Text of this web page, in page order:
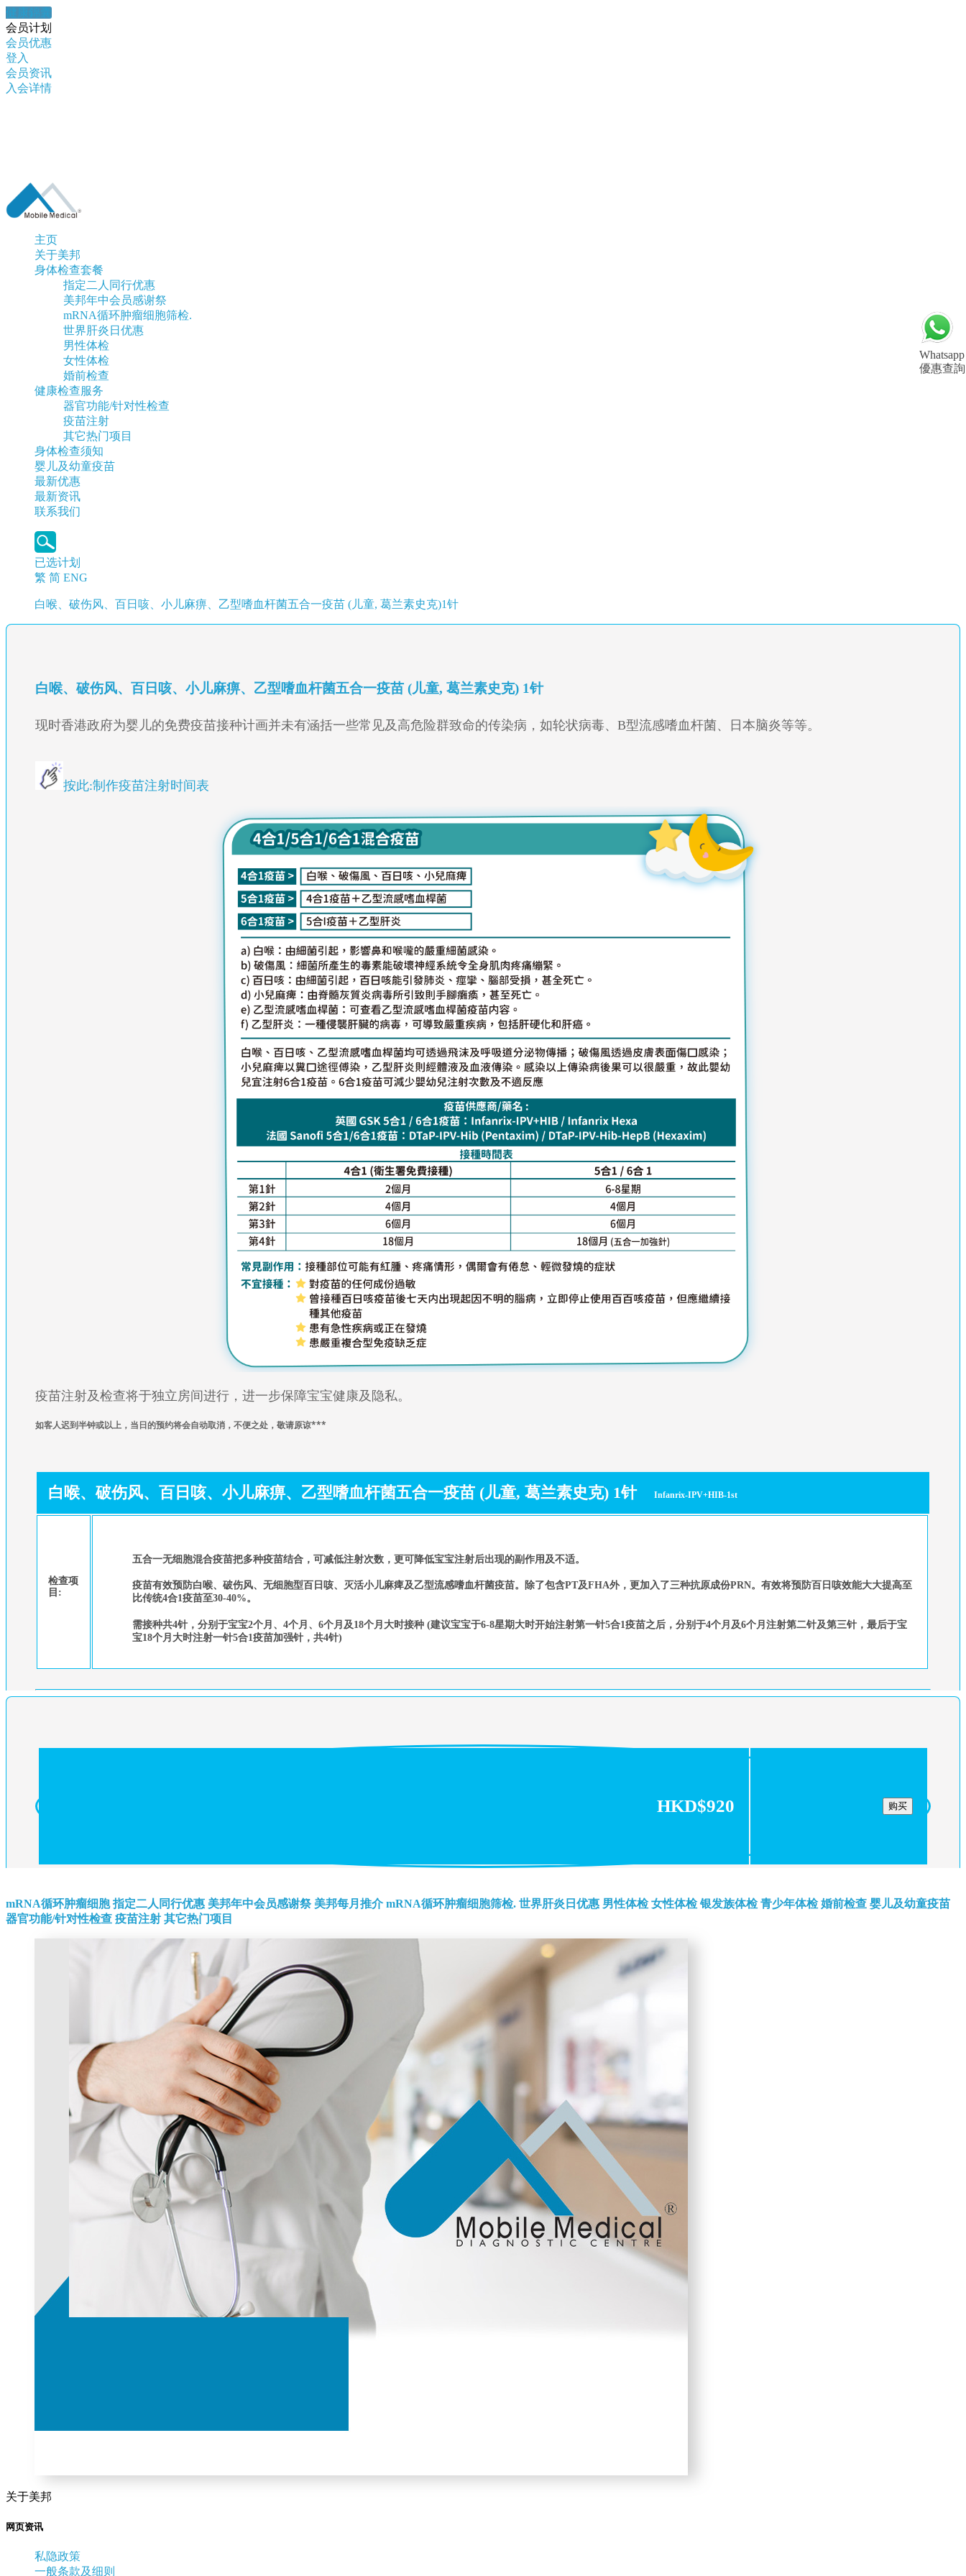
健康錦囊
会员计划
会员优惠
登入
会员资讯
入会详情
主页
关于美邦
身体检查套餐
指定二人同行优惠
美邦年中会员感谢祭
mRNA循环肿瘤细胞筛检.
世界肝炎日优惠
男性体检
女性体检
婚前检查
健康检查服务
器官功能/针对性检查
疫苗注射
其它热门项目
身体检查须知
婴儿及幼童疫苗
最新优惠
最新资讯
联系我们
已选计划
繁 简 ENG
Whatsapp
優惠查詢
白喉、破伤风、百日咳、小儿麻痹、乙型嗜血杆菌五合一疫苗 (儿童, 葛兰素史克)1针
白喉、破伤风、百日咳、小儿麻痹、乙型嗜血杆菌五合一疫苗 (儿童, 葛兰素史克) 1针
现时香港政府为婴儿的免费疫苗接种计画并未有涵括一些常见及高危险群致命的传染病，如轮状病毒、B型流感嗜血杆菌、日本脑炎等等。
按此:制作疫苗注射时间表
疫苗注射及检查将于独立房间进行，进一步保障宝宝健康及隐私。
如客人迟到半钟或以上，当日的预约将会自动取消，不便之处，敬请原谅***
白喉、破伤风、百日咳、小儿麻痹、乙型嗜血杆菌五合一疫苗 (儿童, 葛兰素史克) 1针 Infanrix-IPV+HIB-1st
检查项
目:
五合一无细胞混合疫苗把多种疫苗结合，可减低注射次数，更可降低宝宝注射后出现的副作用及不适。
疫苗有效预防白喉、破伤风、无细胞型百日咳、灭活小儿麻痺及乙型流感嗜血杆菌疫苗。除了包含PT及FHA外，更加入了三种抗原成份PRN。有效将预防百日咳效能大大提高至
比传统4合1疫苗至30-40%。
需接种共4针，分别于宝宝2个月、4个月、6个月及18个月大时接种 (建议宝宝于6-8星期大时开始注射第一针5合1疫苗之后，分别于4个月及6个月注射第二针及第三针，最后于宝
宝18个月大时注射一针5合1疫苗加强针，共4针)
HKD$920 购买
mRNA循环肿瘤细胞 指定二人同行优惠 美邦年中会员感谢祭 美邦每月推介 mRNA循环肿瘤细胞筛检. 世界肝炎日优惠 男性体检 女性体检 银发族体检 青少年体检 婚前检查 婴儿及幼童疫苗
器官功能/针对性检查 疫苗注射 其它热门项目
关于美邦
网页资讯
私隐政策
一般条款及细则